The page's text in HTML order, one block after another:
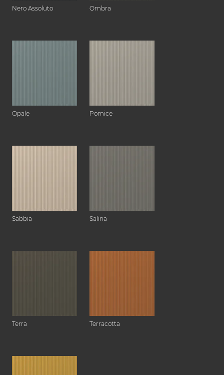
Nero Assoluto Ombra
Opale Pomice
Sabbia Salina
Terra Terracotta